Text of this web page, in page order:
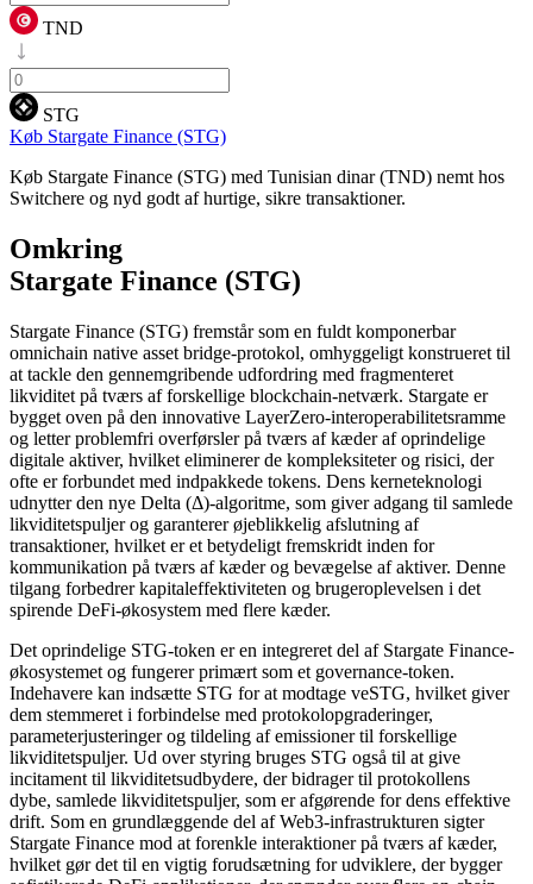
TND
STG
Køb Stargate Finance (STG)
Køb Stargate Finance (STG) med Tunisian dinar (TND) nemt hos
Switchere og nyd godt af hurtige, sikre transaktioner.
Omkring
Stargate Finance (STG)
Stargate Finance (STG) fremstår som en fuldt komponerbar
omnichain native asset bridge-protokol, omhyggeligt konstrueret til
at tackle den gennemgribende udfordring med fragmenteret
likviditet på tværs af forskellige blockchain-netværk. Stargate er
bygget oven på den innovative LayerZero-interoperabilitetsramme
og letter problemfri overførsler på tværs af kæder af oprindelige
digitale aktiver, hvilket eliminerer de kompleksiteter og risici, der
ofte er forbundet med indpakkede tokens. Dens kerneteknologi
udnytter den nye Delta (Δ)-algoritme, som giver adgang til samlede
likviditetspuljer og garanterer øjeblikkelig afslutning af
transaktioner, hvilket er et betydeligt fremskridt inden for
kommunikation på tværs af kæder og bevægelse af aktiver. Denne
tilgang forbedrer kapitaleffektiviteten og brugeroplevelsen i det
spirende DeFi-økosystem med flere kæder.
Det oprindelige STG-token er en integreret del af Stargate Finance-
økosystemet og fungerer primært som et governance-token.
Indehavere kan indsætte STG for at modtage veSTG, hvilket giver
dem stemmeret i forbindelse med protokolopgraderinger,
parameterjusteringer og tildeling af emissioner til forskellige
likviditetspuljer. Ud over styring bruges STG også til at give
incitament til likviditetsudbydere, der bidrager til protokollens
dybe, samlede likviditetspuljer, som er afgørende for dens effektive
drift. Som en grundlæggende del af Web3-infrastrukturen sigter
Stargate Finance mod at forenkle interaktioner på tværs af kæder,
hvilket gør det til en vigtig forudsætning for udviklere, der bygger